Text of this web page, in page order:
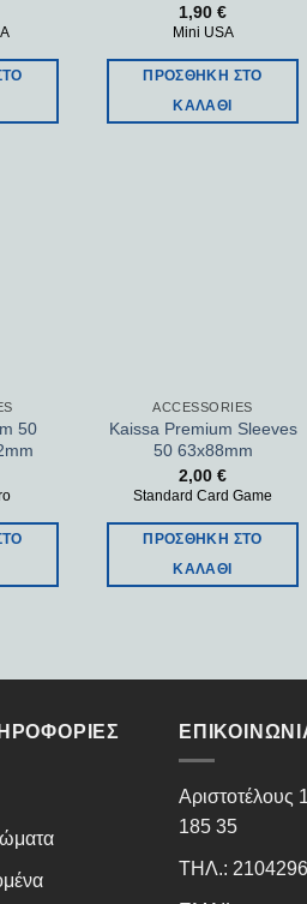
1,90 €
Mini USA
ΠΡΟΣΘΉΚΗ ΣΤΟ
ΚΑΛΆΘΙ
50
ACCESSORIES
Kaissa Premium Sleeves
50 63x88mm
2,00 €
Standard Card Game
ΠΡΟΣΘΉΚΗ ΣΤΟ
ΚΑΛΆΘΙ
Αριστοτέλους
185 35
ΤΗΛ.: